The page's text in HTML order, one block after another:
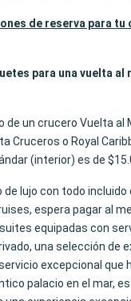
de reserva para tu
para una vuelta al
de un crucero Vuelta al
Cruceros o Royal
(interior) es de
de lujo con todo incluido
espera pagar al
equipadas con
una selección de
excepcional que
palacio en el mar,